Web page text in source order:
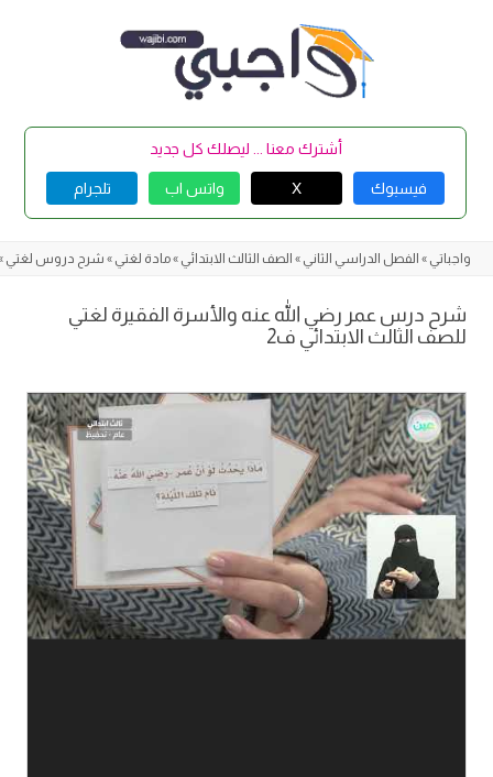
أشترك معنا ... ليصلك كل جديد
فيسبوك X واتس اب تلجرام
واجباتي » الفصل الدراسي الثاني » الصف الثالث الابتدائي »مادة لغتي » شرح دروس لغتي
شرح درس عمر رضي الله عنه والأسرة الفقيرة لغتي
للصف الثالث الابتدائي ف2